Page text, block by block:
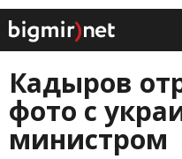
Кадыров
фото с
министром